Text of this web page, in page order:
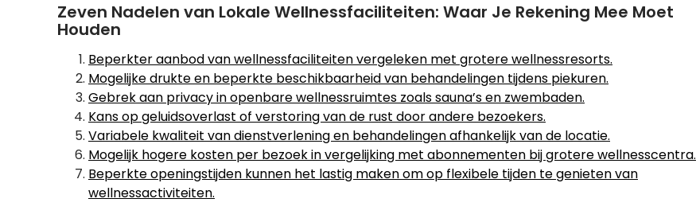
Zeven Nadelen van Lokale Wellnessfaciliteiten: Waar Je Rekening Mee Moet
Houden
Beperkter aanbod van wellnessfaciliteiten vergeleken met grotere wellnessresorts.
Mogelijke drukte en beperkte beschikbaarheid van behandelingen tijdens piekuren.
Gebrek aan privacy in openbare wellnessruimtes zoals sauna’s en zwembaden.
Kans op geluidsoverlast of verstoring van de rust door andere bezoekers.
Variabele kwaliteit van dienstverlening en behandelingen afhankelijk van de locatie.
Mogelijk hogere kosten per bezoek in vergelijking met abonnementen bij grotere wellnesscentra.
Beperkte openingstijden kunnen het lastig maken om op flexibele tijden te genieten van
wellnessactiviteiten.